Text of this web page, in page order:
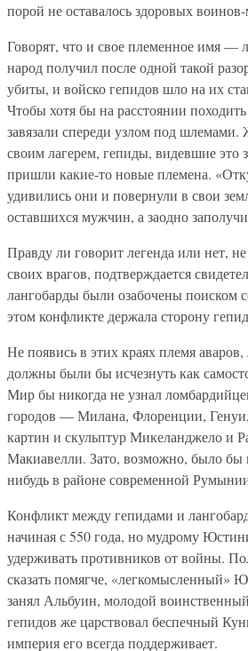
порой не оставалось здоровых
Говорят, что и свое племенное имя —
народ получил после одной такой
убиты, и войско гепидов шло на их
Чтобы хотя бы на расстоянии
завязали спереди узлом под
своим лагерем, гепиды, видевшие это
пришли какие-то новые племена.
удивились они и повернули в свои
оставшихся мужчин, а заодно
Правду ли говорит легенда или нет,
своих врагов, подтверждается
лангобарды были озабочены поиском
этом конфликте держала сторону
Не появись в этих краях племя
должны были бы исчезнуть как
Мир бы никогда не узнал
городов — Милана, Флоренции,
картин и скульптур Микеланджело и
Макиавелли. Зато, возможно, было бы
нибудь в районе современной
Конфликт между гепидами и
начиная с 550 года, но мудрому
удерживать противников от войны.
сказать помягче, «легкомысленный»
занял Альбуин, молодой
гепидов же царствовал беспечный
империя его всегда поддерживает.